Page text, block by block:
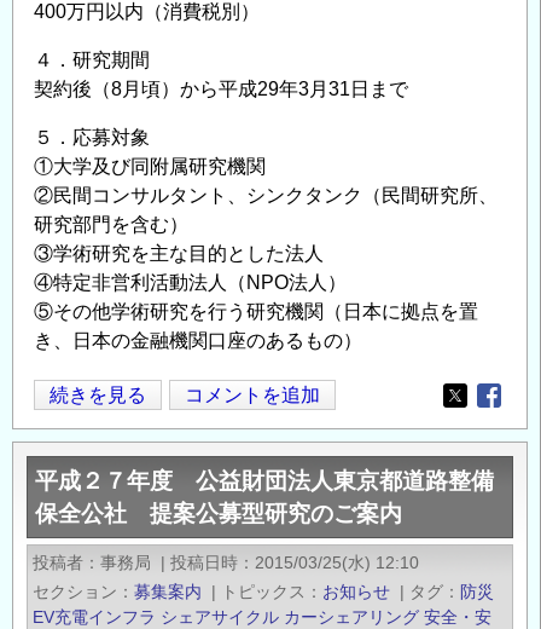
400万円以内（消費税別）
４．研究期間
契約後（8月頃）から平成29年3月31日まで
５．応募対象
①大学及び同附属研究機関
②民間コンサルタント、シンクタンク（民間研究所、
研究部門を含む）
③学術研究を主な目的とした法人
④特定非営利活動法人（NPO法人）
⑤その他学術研究を行う研究機関（日本に拠点を置
き、日本の金融機関口座のあるもの）
平
成
２
８
年
度
公
益
続きを見る コメントを追加
Opens in
平成２７年度 公益財団法人東京都道路整備
保全公社 提案公募型研究のご案内
投稿者 事務局 | 投稿日時
2015/03/25(水) 12:10
セクション
募集案内 | トピックス お知らせ | タグ
防災
EV充電インフラ シェアサイクル カーシェアリング 安全・安